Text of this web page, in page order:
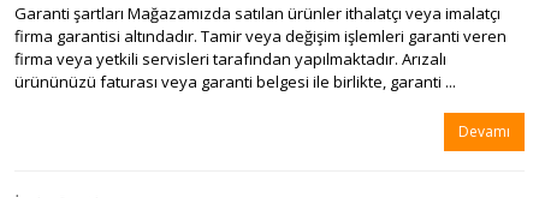
Garanti şartları Mağazamızda satılan ürünler ithalatçı veya imalatçı
firma garantisi altındadır. Tamir veya değişim işlemleri garanti veren
firma veya yetkili servisleri tarafından yapılmaktadır. Arızalı
ürününüzü faturası veya garanti belgesi ile birlikte, garanti ...
Devamı